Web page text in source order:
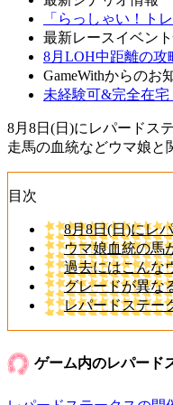
「らっしゃい！ト
最新レースイベン
8月LOH中距離の攻
GameWithからのお
未経験可&完全在宅
8月8日(日)にレパードス
走馬の血統などウマ娘と
目次
8月8日(日)にレ
ウマ娘血統の馬
過去にはこんな
グレードが異な
レパードステー
ゲーム内のレパード